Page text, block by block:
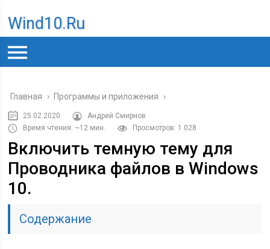
Wind10.ru
Главная › Программы и приложения ›
25.02.2020
Андрей Смирнов
Время чтения: ~12 мин.
Просмотров: 1 028
Включить темную тему для
Проводника файлов в Windows
10.
Содержание